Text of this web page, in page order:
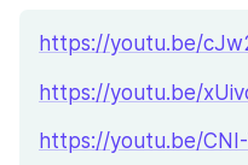
https://youtu.be/
https://youtu.be/
https://youtu.be/